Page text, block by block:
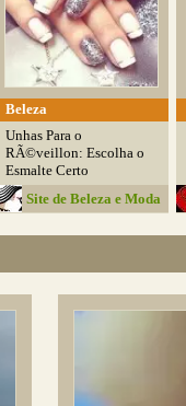
Beleza
Unhas Para o
RÃ©veillon: Escolha o
Esmalte Certo
Site de Beleza e Moda